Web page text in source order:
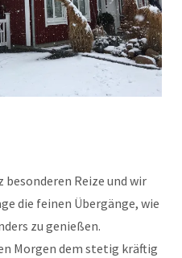
Reize und wir
die feinen Übergänge, wie
zu genießen.
Morgen dem stetig kräftig